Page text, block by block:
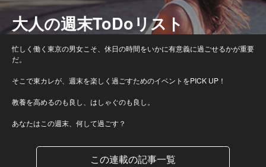
大人の週末ToDoリスト
忙しく働く東京の男女こそ、休日の時間をいかに有意義に過ごせるかが重要
だ。
そこで東カレが、週末を楽しく過ごすためのイベントをPICK UP！
教養を高めるのも良し、はしゃぐのも良し。
あなたはこの週末、何して過ごす？
この連載の記事一覧